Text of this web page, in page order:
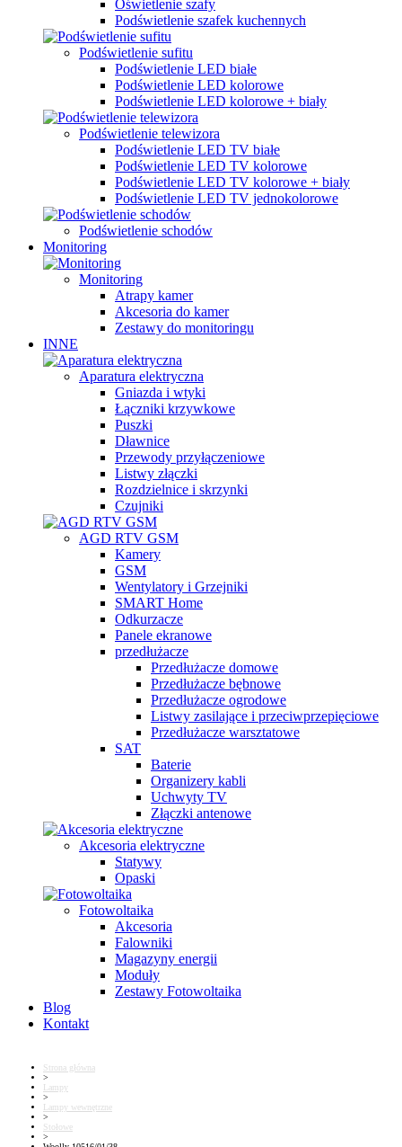
Oświetlenie szafy
Podświetlenie szafek kuchennych
Podświetlenie sufitu
Podświetlenie LED białe
Podświetlenie LED kolorowe
Podświetlenie LED kolorowe + biały
Podświetlenie telewizora
Podświetlenie LED TV białe
Podświetlenie LED TV kolorowe
Podświetlenie LED TV kolorowe + biały
Podświetlenie LED TV jednokolorowe
Podświetlenie schodów
Monitoring
Monitoring
Atrapy kamer
Akcesoria do kamer
Zestawy do monitoringu
INNE
Aparatura elektryczna
Gniazda i wtyki
Łączniki krzywkowe
Puszki
Dławnice
Przewody przyłączeniowe
Listwy złączki
Rozdzielnice i skrzynki
Czujniki
AGD RTV GSM
Kamery
GSM
Wentylatory i Grzejniki
SMART Home
Odkurzacze
Panele ekranowe
przedłużacze
Przedłużacze domowe
Przedłużacze bębnowe
Przedłużacze ogrodowe
Listwy zasilające i przeciwprzepięciowe
Przedłużacze warsztatowe
SAT
Baterie
Organizery kabli
Uchwyty TV
Złączki antenowe
Akcesoria elektryczne
Statywy
Opaski
Fotowoltaika
Akcesoria
Falowniki
Magazyny energii
Moduły
Zestawy Fotowoltaika
Blog
Kontakt
Strona główna
>
Lampy
>
Lampy wewnętrzne
>
Stołowe
>